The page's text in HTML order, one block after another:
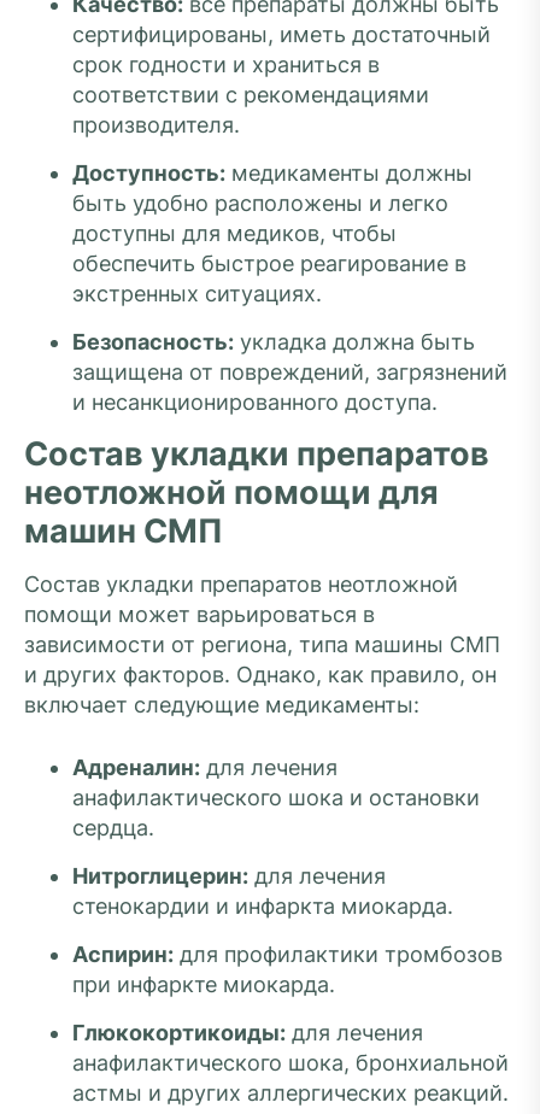
сертифицированы, иметь достаточный
срок годности и храниться в
соответствии с рекомендациями
производителя.
Доступность: медикаменты должны
быть удобно расположены и легко
доступны для медиков, чтобы
обеспечить быстрое реагирование в
экстренных ситуациях.
Безопасность: укладка должна быть
защищена от повреждений, загрязнений
и несанкционированного доступа.
Состав укладки препаратов
неотложной помощи для
машин СМП
Состав укладки препаратов неотложной
помощи может варьироваться в
зависимости от региона, типа машины СМП
и других факторов. Однако, как правило, он
включает следующие медикаменты:
Адреналин: для лечения
анафилактического шока и остановки
сердца.
Нитроглицерин: для лечения
стенокардии и инфаркта миокарда.
Аспирин: для профилактики тромбозов
при инфаркте миокарда.
Глюкокортикоиды: для лечения
анафилактического шока, бронхиальной
астмы и других аллергических реакций.